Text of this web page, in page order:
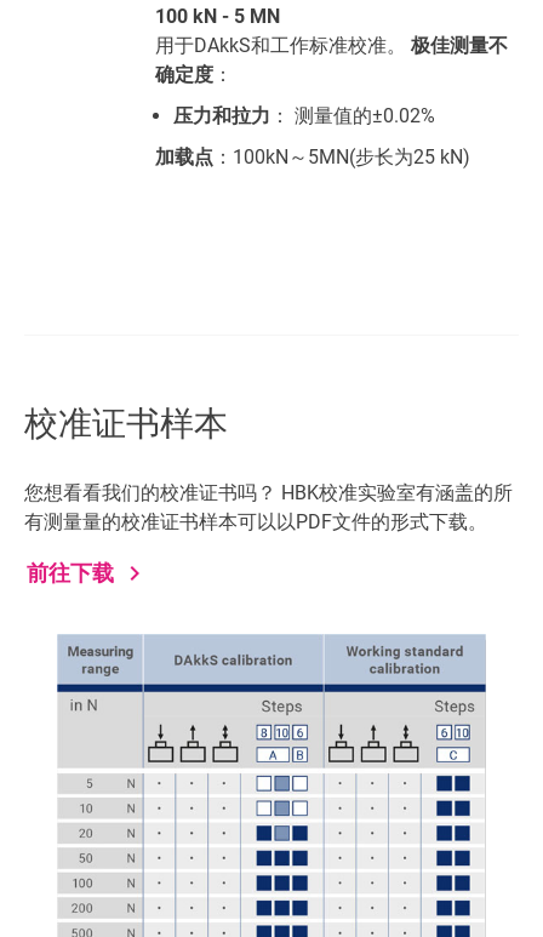
100 kN - 5 MN
用于DAkkS和工作标准校准。 极佳测量不
确定度：
压力和拉力 ： 测量值的±0.02%
加载点 ：100kN～5MN(步长为25 kN)
校准证书样本
您想看看我们的校准证书吗？ HBK校准实验室有涵盖的所
有测量量的校准证书样本可以以PDF文件的形式下载。
前往下载 navigate_next